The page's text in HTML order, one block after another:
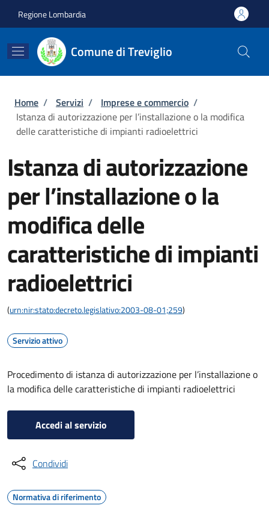
Regione Lombardia
Comune di Treviglio
Briciole di pane
Home / Servizi / Imprese e commercio /
Istanza di autorizzazione per l’installazione o la modifica
delle caratteristiche di impianti radioelettrici
Istanza di autorizzazione
per l’installazione o la
modifica delle
caratteristiche di impianti
radioelettrici
(urn:nir:stato:decreto.legislativo:2003-08-01;259)
Servizio attivo
Procedimento di istanza di autorizzazione per l’installazione o
la modifica delle caratteristiche di impianti radioelettrici
Accedi al servizio
Condividi
Normativa di riferimento